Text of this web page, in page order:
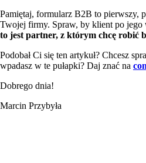
Pamiętaj, formularz B2B to pierwszy,
Twojej firmy. Spraw, by klient po jego
to jest partner, z którym chcę robić
Podobał Ci się ten artykuł? Chcesz
wpadasz w te pułapki? Daj znać na
Dobrego dnia!
Marcin Przybyła